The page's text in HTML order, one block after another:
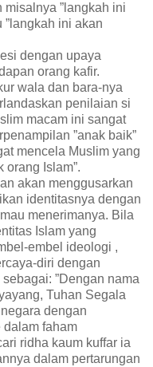
”langkah ini
”langkah ini akan
dengan upaya
orang kafir.
wala dan bara-nya
penilaian si
macam ini sangat
”anak baik”
mencela Muslim yang
orang Islam”.
akan menggusarkan
identitasnya dengan
menerimanya. Bila
Islam yang
embel ideologi ,
diri dengan
”Dengan nama
Tuhan Segala
dengan
faham
ridha kaum kuffar ia
dalam pertarungan